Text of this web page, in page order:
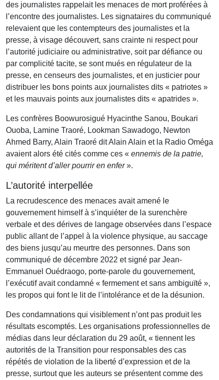
des journalistes rappelait les menaces de mort proférées à
l’encontre des journalistes. Les signataires du communiqué
relevaient que les contempteurs des journalistes et la
presse, à visage découvert, sans crainte ni respect pour
l’autorité judiciaire ou administrative, soit par défiance ou
par complicité tacite, se sont mués en régulateur de la
presse, en censeurs des journalistes, et en justicier pour
distribuer les bons points aux journalistes dits « patriotes »
et les mauvais points aux journalistes dits « apatrides ».
Les confrères Boowurosigué Hyacinthe Sanou, Boukari
Ouoba, Lamine Traoré, Lookman Sawadogo, Newton
Ahmed Barry, Alain Traoré dit Alain Alain et la Radio Oméga
avaient alors été cités comme ces « ennemis de la patrie,
qui méritent d’aller pourrir en enfer».
L’autorité interpellée
La recrudescence des menaces avait amené le
gouvernement himself à s’inquiéter de la surenchère
verbale et des dérives de langage observées dans l’espace
public allant de l’appel à la violence physique, au saccage
des biens jusqu’au meurtre des personnes. Dans son
communiqué de décembre 2022 et signé par Jean-
Emmanuel Ouédraogo, porte-parole du gouvernement,
l’exécutif avait condamné « fermement et sans ambiguïté »,
les propos qui font le lit de l’intolérance et de la désunion.
Des condamnations qui visiblement n’ont pas produit les
résultats escomptés. Les organisations professionnelles de
médias dans leur déclaration du 29 août, « tiennent les
autorités de la Transition pour responsables des cas
répétés de violation de la liberté d’expression et de la
presse, surtout que les auteurs se présentent comme des